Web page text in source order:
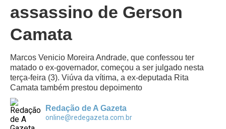
assassino de Gerson
Camata
Marcos Venicio Moreira Andrade, que confessou ter
matado o ex-governador, começou a ser julgado nesta
terça-feira (3). Viúva da vítima, a ex-deputada Rita
Camata também prestou depoimento
Redação de A Gazeta
online@redegazeta.com.br